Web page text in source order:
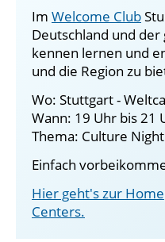
Im Welcome Club
Deutschland und
kennen lernen und
und die Region zu
Wo: Stuttgart -
Wann: 19 Uhr bis 21
Thema: Culture Night
Einfach
Hier geht's zur
Centers.